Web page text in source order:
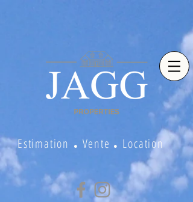
Estimation ● Vente ● Location